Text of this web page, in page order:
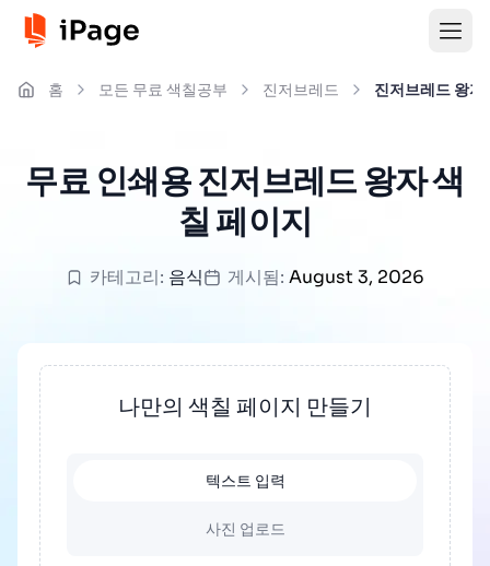
홈 모든 무료 색칠공부 진저브레드 진저브레드 왕자
무료 인쇄용 진저브레드 왕자 색
칠 페이지
카테고리: 음식 게시됨: August 3, 2026
나만의 색칠 페이지 만들기
텍스트 입력
사진 업로드